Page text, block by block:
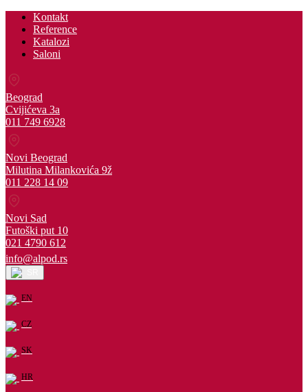
Kontakt
Reference
Katalozi
Saloni
Beograd
Cvijićeva 3a
011 749 6928
Novi Beograd
Milutina Milankovića 9ž
011 228 14 09
Novi Sad
Futoški put 10
021 4790 612
info@alpod.rs
EN
CZ
SK
HR